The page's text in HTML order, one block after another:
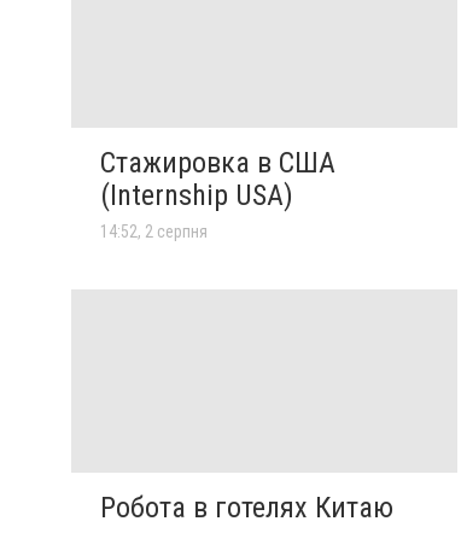
Стажировка в США
(Internship USA)
14:52, 2 серпня
Робота в готелях Китаю